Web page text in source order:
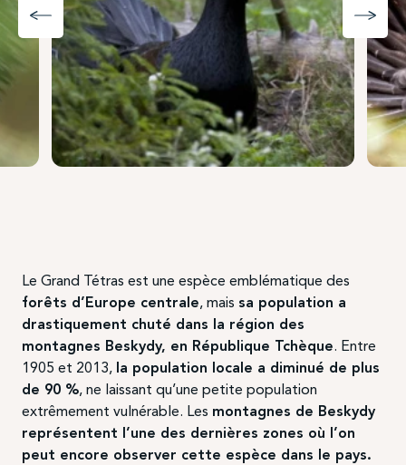
Le Grand Tétras est une espèce emblématique des
forêts d’Europe centrale, mais sa population a
drastiquement chuté dans la région des
montagnes Beskydy, en République Tchèque. Entre
1905 et 2013, la population locale a diminué de plus
de 90 %, ne laissant qu’une petite population
extrêmement vulnérable. Les montagnes de Beskydy
représentent l’une des dernières zones où l’on
peut encore observer cette espèce dans le pays.